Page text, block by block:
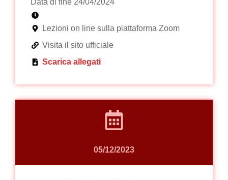
Data di fine 24/04/2024
Lezioni on line sulla piattaforma Zoom
Visita il sito ufficiale
Scarica allegati
05/12/2023